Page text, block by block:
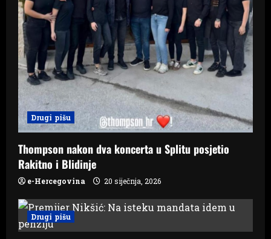
Drugi pišu
Thompson nakon dva koncerta u Splitu posjetio
Rakitno i Blidinje
e-Hercegovina 20 siječnja, 2026
Drugi pišu